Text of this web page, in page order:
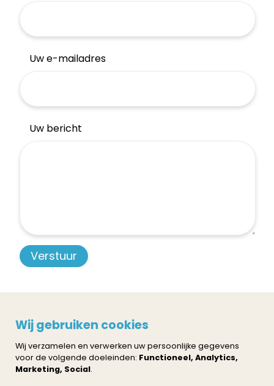
Wij gebruiken cookies
Wij verzamelen en verwerken uw persoonlijke gegevens
voor de volgende doeleinden: Functioneel, Analytics,
Marketing, Social.
Uw e-mailadres
Uw bericht
Neem contact op